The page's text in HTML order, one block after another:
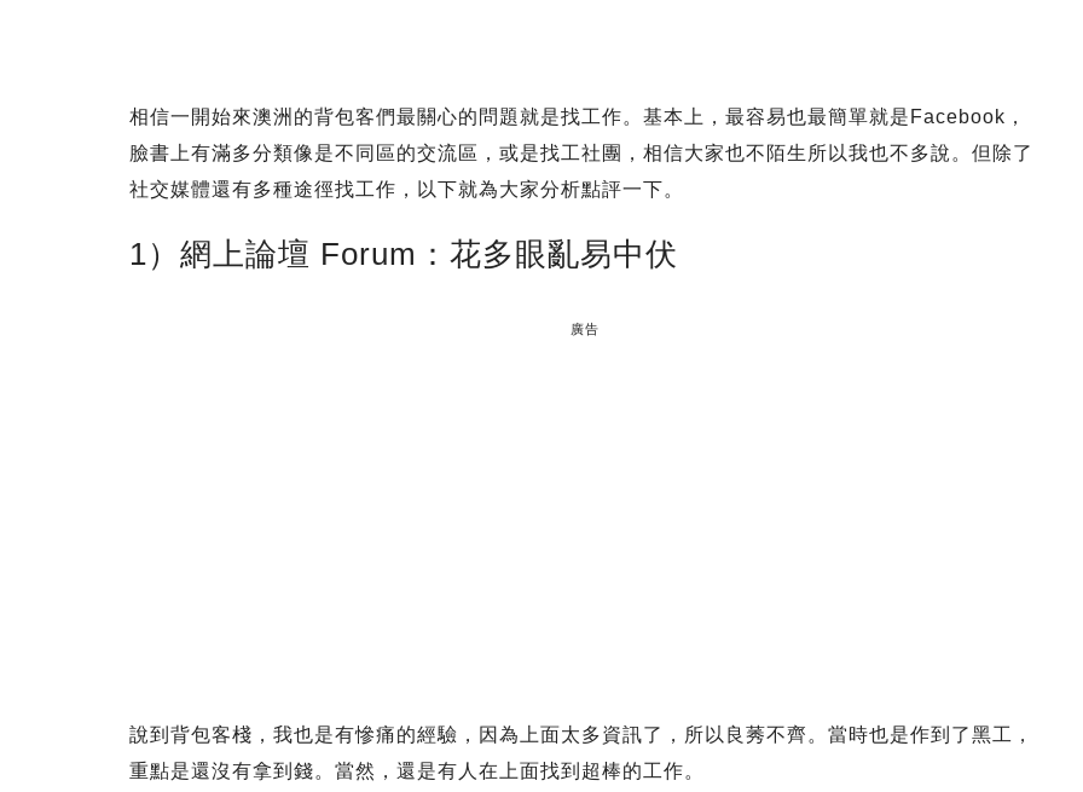
相信一開始來澳洲的背包客們最關心的問題就是找工作。基本上，最容易也最簡單就是Facebook，
臉書上有滿多分類像是不同區的交流區，或是找工社團，相信大家也不陌生所以我也不多說。但除了
社交媒體還有多種途徑找工作，以下就為大家分析點評一下。
1）網上論壇 Forum：花多眼亂易中伏
廣告
說到背包客棧，我也是有慘痛的經驗，因為上面太多資訊了，所以良莠不齊。當時也是作到了黑工，
重點是還沒有拿到錢。當然，還是有人在上面找到超棒的工作。